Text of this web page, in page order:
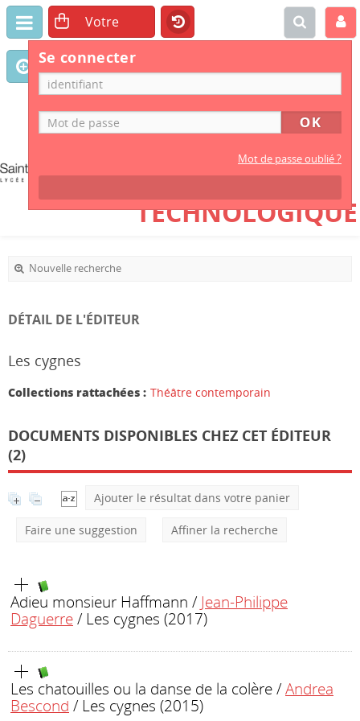
CDI
LYCÉE GÉNÉRAL
ET
TECHNOLOGIQUE
Se connecter
Mot de passe oublié ?
Nouvelle recherche
DÉTAIL DE L'ÉDITEUR
Les cygnes
Collections rattachées : Théâtre contemporain
DOCUMENTS DISPONIBLES CHEZ CET ÉDITEUR
(2)
Ajouter le résultat dans votre panier
Faire une suggestion Affiner la recherche
Adieu monsieur Haffmann / Jean-Philippe
Daguerre/ Les cygnes (2017)
Les chatouilles ou la danse de la colère/Andrea
Bescond / Les cygnes (2015)